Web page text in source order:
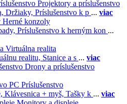
Projektory a príslušenstvo
Držiaky, Príslušenstvo k p ... viac
Herné konzoly
Príslušenstvo k herným kon ...
Virtuálna realita
realitu, Stanice a s ... viac
Drony a príslušenstvo
PC Príslušenstvo
Klávesnica + myš, Tašky k ... viac